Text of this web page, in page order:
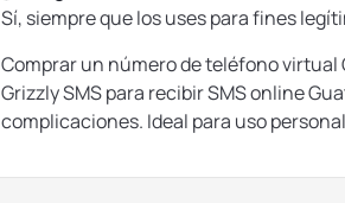
Sí, siempre que los uses para fines
Comprar un número de teléfono
Grizzly SMS para recibir SMS online
complicaciones. Ideal para uso